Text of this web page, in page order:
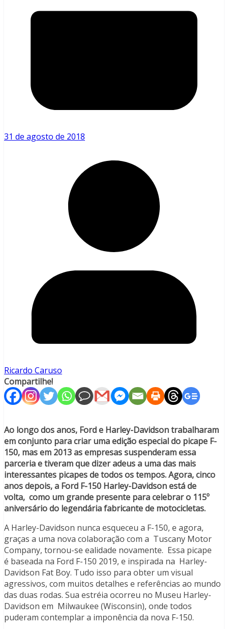
31 de agosto de 2018
Ricardo Caruso
Compartilhe!
Ao longo dos anos, Ford e Harley-Davidson trabalharam
em conjunto para criar uma edição especial do picape F-
150, mas em 2013 as empresas suspenderam essa
parceria e tiveram que dizer adeus a uma das mais
interessantes picapes de todos os tempos. Agora, cinco
anos depois, a Ford F-150 Harley-Davidson está de
volta, como um grande presente para celebrar o 115º
aniversário do legendária fabricante de motocicletas.
A Harley-Davidson nunca esqueceu a F-150, e agora,
graças a uma nova colaboração com a Tuscany Motor
Company, tornou-se ealidade novamente. Essa picape
é baseada na Ford F-150 2019, e inspirada na Harley-
Davidson Fat Boy. Tudo isso para obter um visual
agressivos, com muitos detalhes e referências ao mundo
das duas rodas. Sua estréia ocorreu no Museu Harley-
Davidson em Milwaukee (Wisconsin), onde todos
puderam contemplar a imponência da nova F-150.